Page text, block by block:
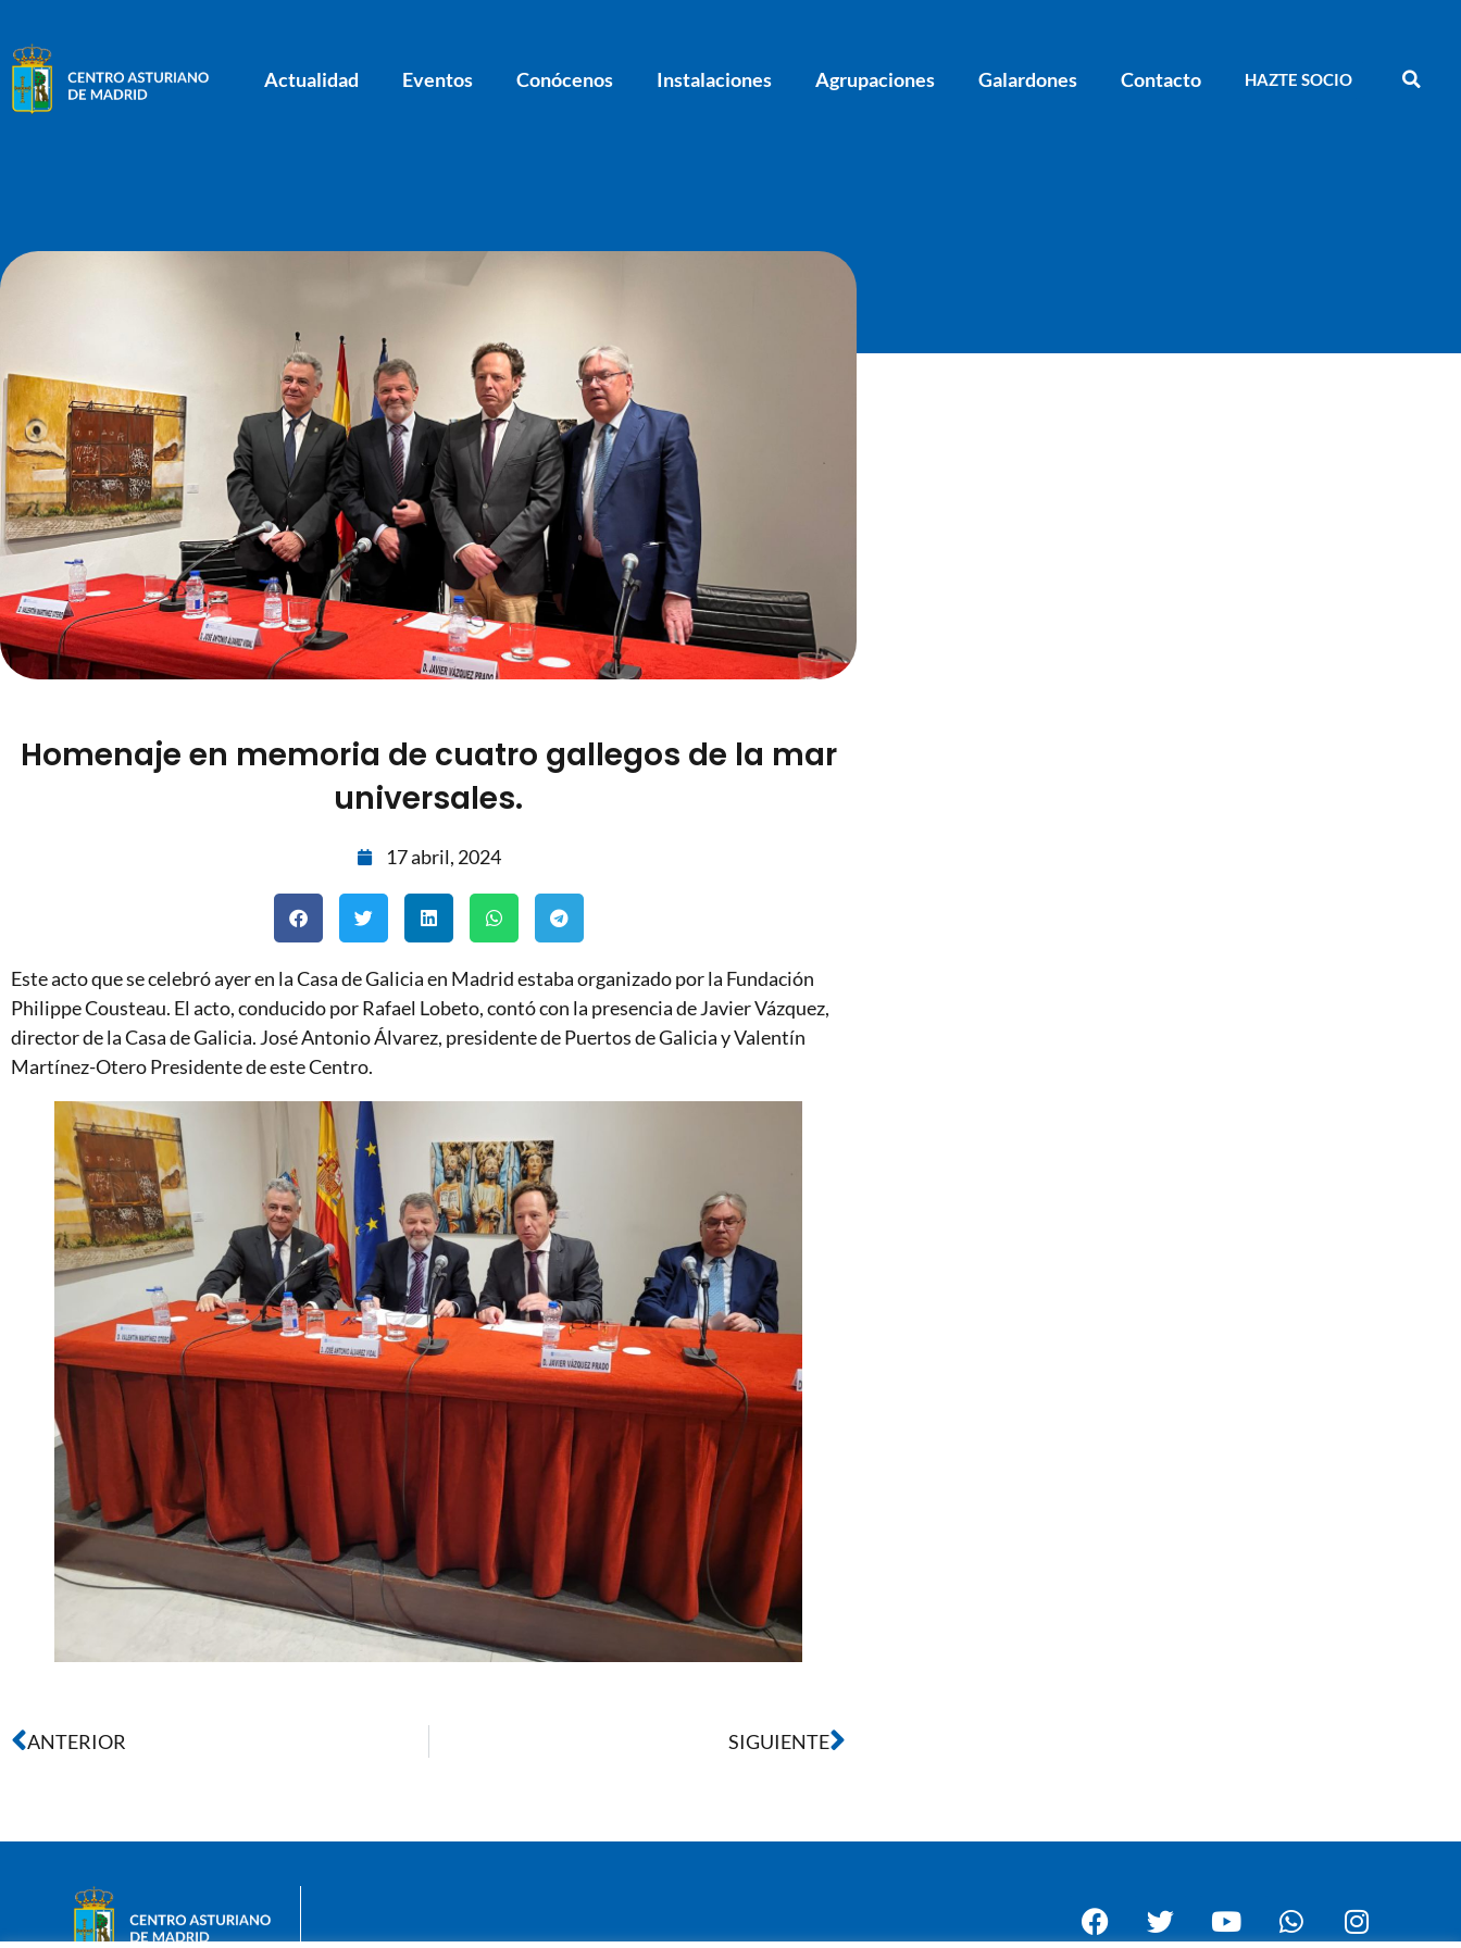
Actualidad Eventos Conócenos Instalaciones Agrupaciones Galardones Contacto HAZTE SOCIO
Homenaje en memoria de cuatro gallegos de la mar
universales.
17 abril, 2024
Este acto que se celebró ayer en la Casa de Galicia en Madrid estaba organizado por la Fundación
Philippe Cousteau. El acto, conducido por Rafael Lobeto, contó con la presencia de Javier Vázquez,
director de la Casa de Galicia. José Antonio Álvarez, presidente de Puertos de Galicia y Valentín
Martínez-Otero Presidente de este Centro.
ANTERIOR SIGUIENTE